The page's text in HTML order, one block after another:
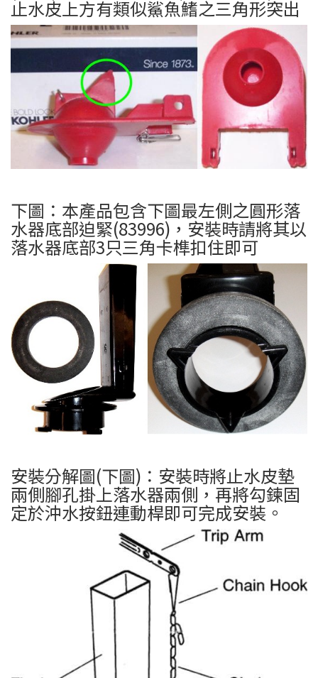
止水皮上方有類似鯊魚鰭之三角形突出
下圖：本產品包含下圖最左側之圓形落
水器底部迫緊(83996)，安裝時請將其以
落水器底部3只三角卡榫扣住即可
安裝分解圖(下圖)：安裝時將止水皮墊
兩側腳孔掛上落水器兩側，再將勾鍊固
定於沖水按鈕連動桿即可完成安裝。